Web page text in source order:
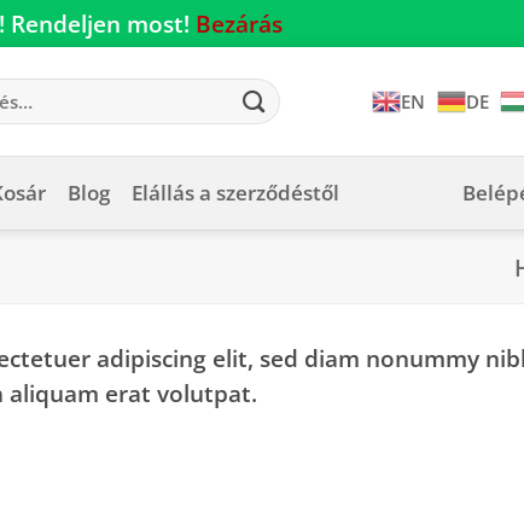
Rendeljen most! Bezárás
EN DE
Blog Elállás a szerződéstől
adipiscing elit, sed diam nonummy
erat volutpat.